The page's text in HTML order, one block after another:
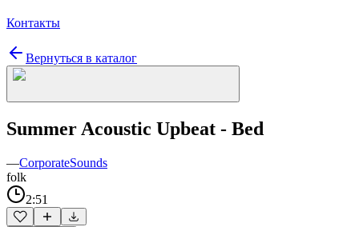
Контакты
Вернуться в каталог
Summer Acoustic Upbeat - Bed
—CorporateSounds
folk
2:51